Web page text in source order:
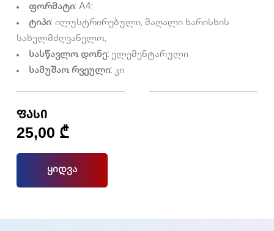
ფორმატი: A4;
ტიპი: ილუსტრირებული, მაღალი ხარისხის
სახელმძღვანელო,
სასწავლო დონე:ელემენტარული
სამუშაო რვეული:კი
ფასი
25,00 ₾
ყიდვა